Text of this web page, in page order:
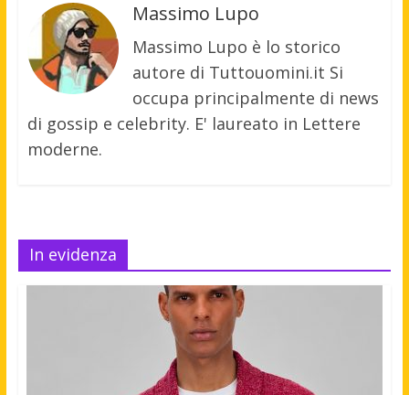
Massimo Lupo
Massimo Lupo è lo storico
autore di Tuttouomini.it Si
occupa principalmente di news
di gossip e celebrity. E' laureato in Lettere
moderne.
In evidenza